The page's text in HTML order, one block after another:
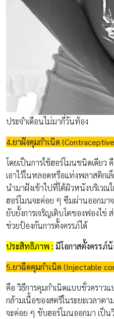
ประจำเดือนไม่มากี่วันท้อง
4.ยาฝังคุมกำเนิด (
โดยเป็นการใช้ฮอร์โมนชนิดเดียว
เอาไว้ในหลอดหรือแท่งพลาสติก
นำมาฝังเข้าไปที่ใต้ผิวหนังบริเว
ฮอร์โมนจะค่อย ๆ ซึมผ่านออกมาจ
ยับยั้งการเจริญเติบโตของฟองไข่
ช่วยป้องกันการตั้งครรภ์ได้
ประสิทธิภาพ : มีโอกาสตั้งครรภ์
5.ยาฉีดคุมกำเนิด (Injectable
คือ วิธีการคุมกำเนิดแบบชั่วคราว
กล้ามเนื้อของสตรีในระยะเวลา
จะค่อย ๆ ขับฮอร์โมนออกมา เป็